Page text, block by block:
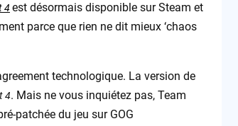
4est désormais disponible sur Steam et
parce que rien ne dit mieux ‘chaos
technologique. La version de
4. Mais ne vous inquiétez pas, Team
patchée du jeu sur GOG